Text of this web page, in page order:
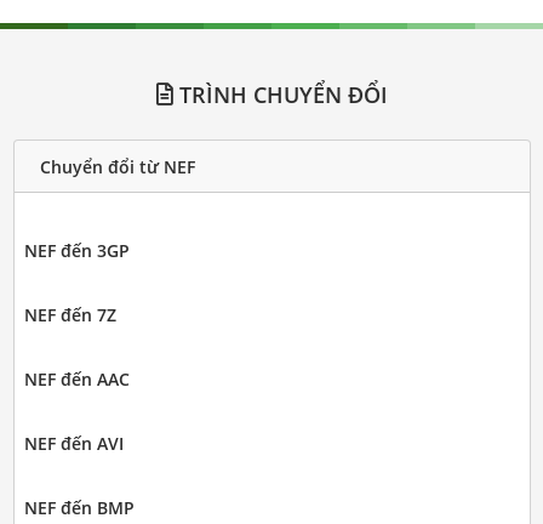
TRÌNH CHUYỂN ĐỔI
Chuyển đổi từ NEF
NEF đến 3GP
NEF đến 7Z
NEF đến AAC
NEF đến AVI
NEF đến BMP